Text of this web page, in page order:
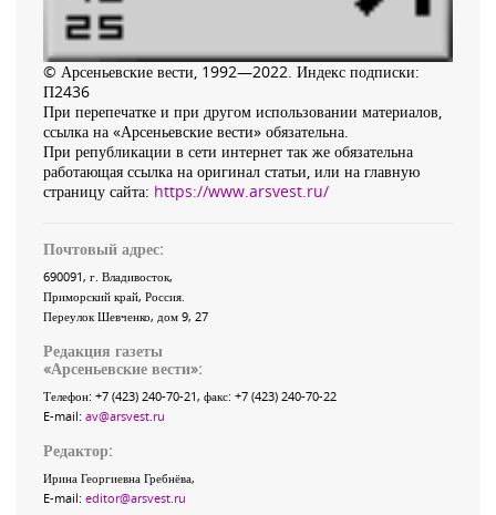
© Арсеньевские вести, 1992—2022. Индекс подписки:
П2436
При перепечатке и при другом использовании материалов,
ссылка на «Арсеньевские вести» обязательна.
При републикации в сети интернет так же обязательна
работающая ссылка на оригинал статьи, или на главную
страницу сайта: https://www.arsvest.ru/
Почтовый адрес:
690091, г. Владивосток,
Приморский край, Россия
Переулок Шевченко, дом 9, 27
Редакция газеты
«Арсеньевские вести»:
Телефон: +7 (423) 240-70-21, факс: +7 (423) 240-70-22
E-mail: av@arsvest.ru
Редактор:
Ирина Георгиевна Гребнёва,
E-mail: editor@arsvest.ru